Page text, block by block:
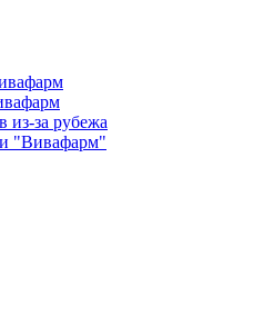
из-за рубежа
"Вивафарм"